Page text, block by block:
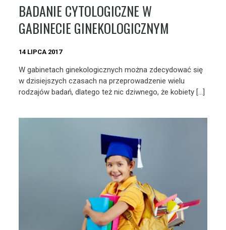
BADANIE CYTOLOGICZNE W
GABINECIE GINEKOLOGICZNYM
14 LIPCA 2017
W gabinetach ginekologicznych można zdecydować się
w dzisiejszych czasach na przeprowadzenie wielu
rodzajów badań, dlatego też nic dziwnego, że kobiety […]